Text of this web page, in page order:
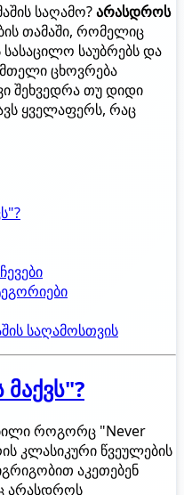
საღამო?არასდროს
თამაში, რომელიც
სასაცილო საუბრებს და
ცხოვრება
შეხვედრა თუ დიდი
ყველაფერს, რაც
საღამოსთვის
როგორც "Never
კლასიკური წვეულების
აკეთებენ
არასდროს